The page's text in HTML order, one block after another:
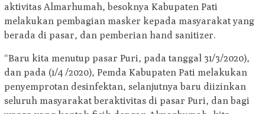
aktivitas Almarhumah, besoknya Kabupaten Pati
melakukan pembagian masker kepada masyarakat yang
berada di pasar, dan pemberian hand sanitizer.
“Baru kita menutup pasar Puri, pada tanggal 31/3/2020),
dan pada (1/4 /2020), Pemda Kabupaten Pati melakukan
penyemprotan desinfektan, selanjutnya baru diizinkan
seluruh masyarakat beraktivitas di pasar Puri, dan bagi